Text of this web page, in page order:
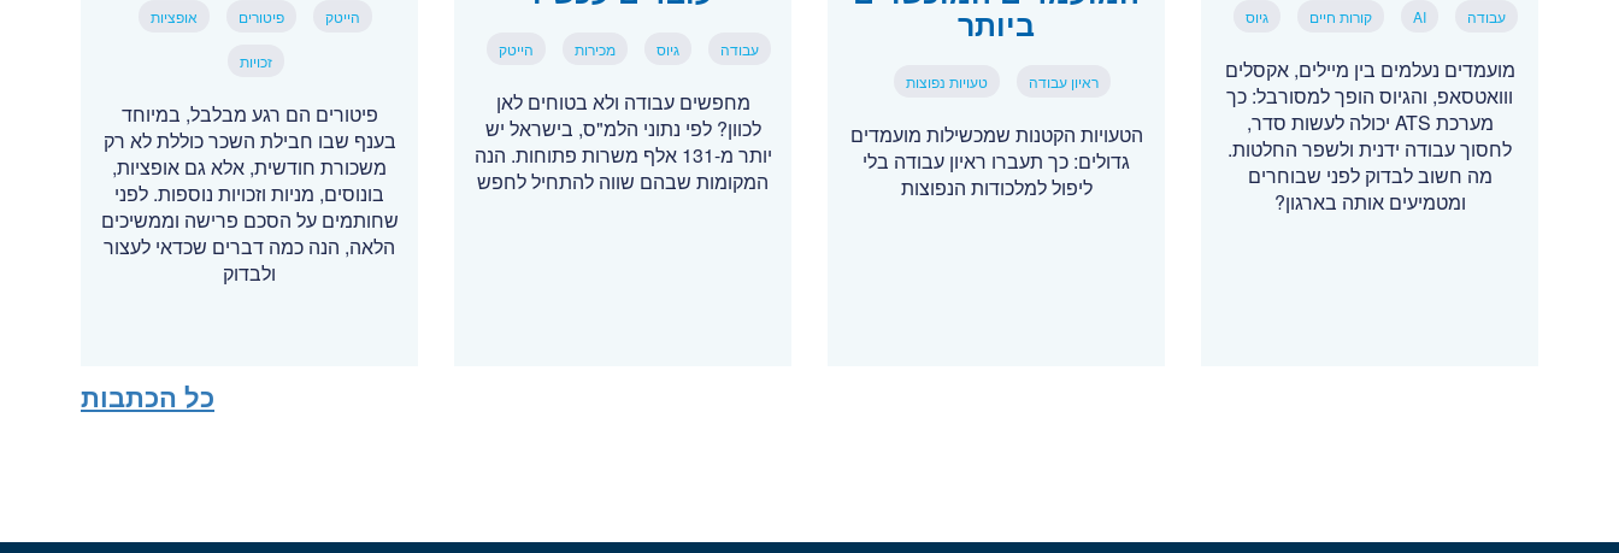
עבודה AI קורות חיים גיוס
מועמדים נעלמים בין מיילים, אקסלים
ווואטסאפ, והגיוס הופך למסורבל: כך
מערכת ATS יכולה לעשות סדר,
לחסוך עבודה ידנית ולשפר החלטות.
מה חשוב לבדוק לפני שבוחרים
ומטמיעים אותה בארגון?
ביותר
ראיון עבודה טעויות נפוצות
הטעויות הקטנות שמכשילות מועמדים
גדולים: כך תעברו ראיון עבודה בלי
ליפול למלכודות הנפוצות
עבודה גיוס מכירות הייטק
מחפשים עבודה ולא בטוחים לאן
לכוון? לפי נתוני הלמ"ס, בישראל יש
יותר מ-131 אלף משרות פתוחות. הנה
המקומות שבהם שווה להתחיל לחפש
הייטק פיטורים אופציות
זכויות
פיטורים הם רגע מבלבל, במיוחד
בענף שבו חבילת השכר כוללת לא רק
משכורת חודשית, אלא גם אופציות,
בונוסים, מניות וזכויות נוספות. לפני
שחותמים על הסכם פרישה וממשיכים
הלאה, הנה כמה דברים שכדאי לעצור
ולבדוק
כל הכתבות